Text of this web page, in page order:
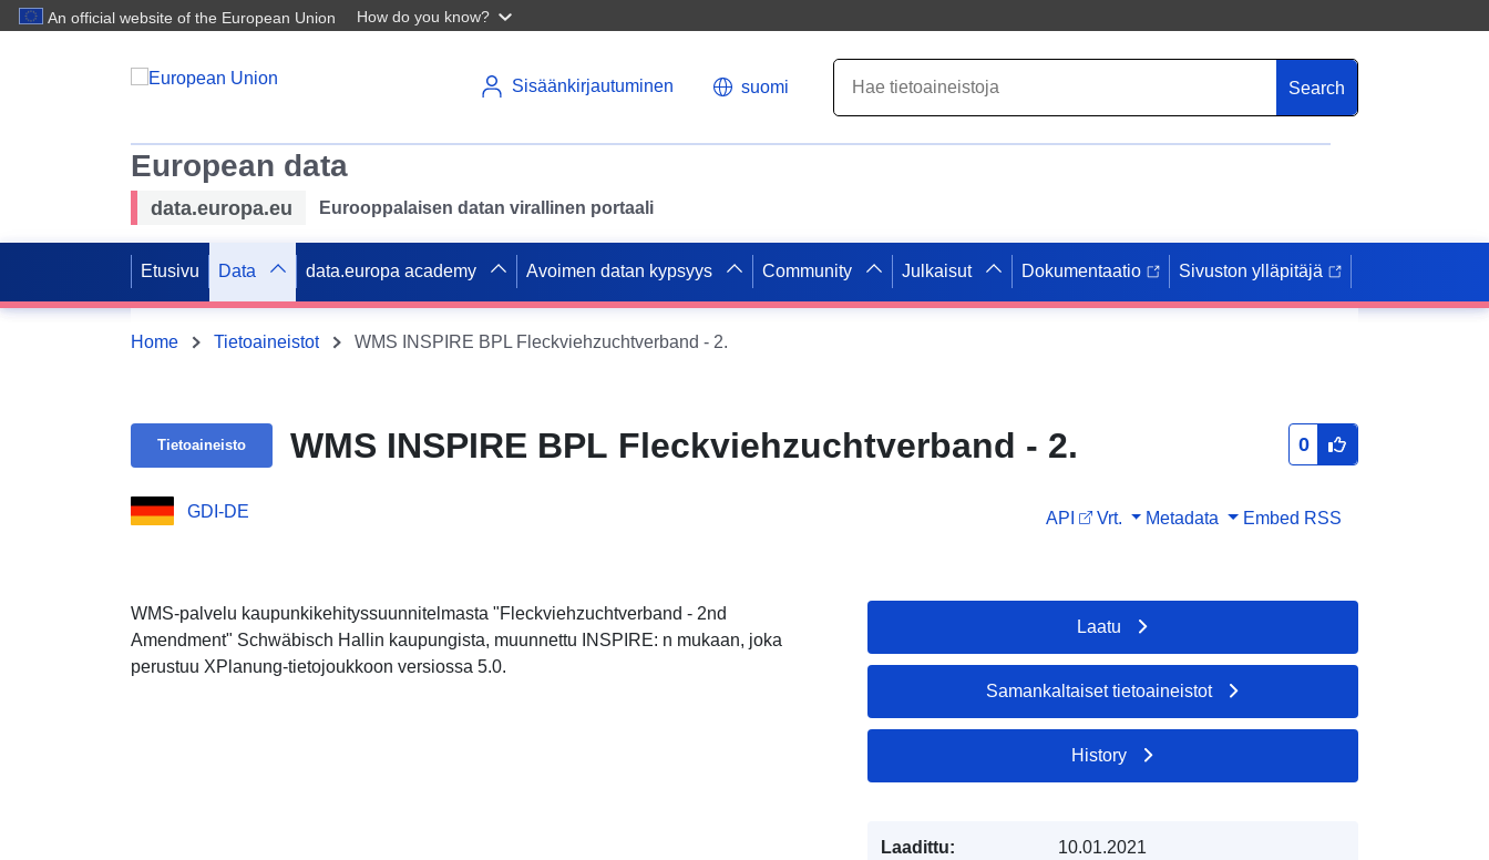
An official website of the European Union How do you know?
Sisäänkirjautuminen suomi Search
European data
data.europa.eu Eurooppalaisen datan virallinen portaali
Etusivu Data data.europa academy Avoimen datan kypsyys Community Julkaisut Dokumentaatio Sivuston ylläpitäjä
Home Tietoaineistot WMS INSPIRE BPL Fleckviehzuchtverband - 2.
Tietoaineisto WMS INSPIRE BPL Fleckviehzuchtverband - 2. 0
GDI-DE API Vrt. Metadata Embed RSS
WMS-palvelu kaupunkikehityssuunnitelmasta "Fleckviehzuchtverband - 2nd
Amendment" Schwäbisch Hallin kaupungista, muunnettu INSPIRE: n mukaan, joka
perustuu XPlanung-tietojoukkoon versiossa 5.0.
Laatu
Samankaltaiset tietoaineistot
History
Laadittu: 10.01.2021